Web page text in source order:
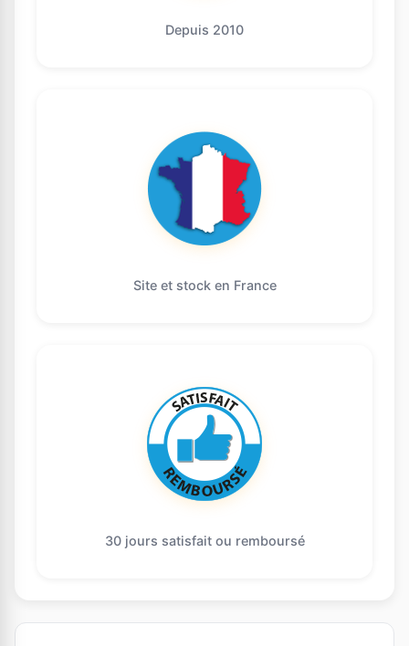
Depuis 2010
Site et stock en France
30 jours satisfait ou remboursé